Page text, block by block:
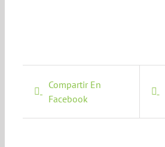
Compartir En
Facebook